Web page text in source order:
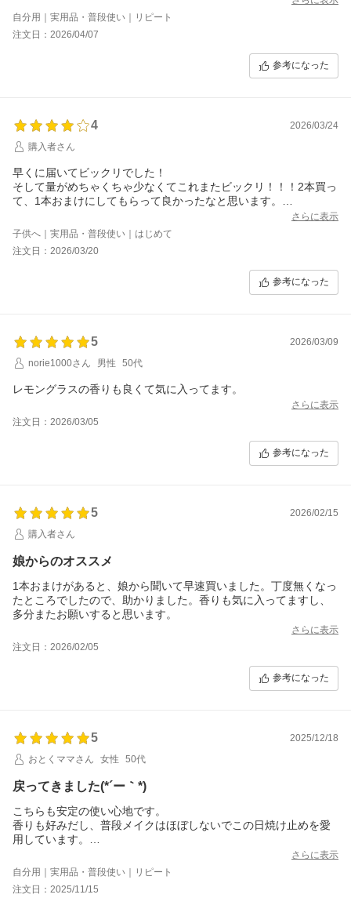
自分用｜実用品・普段使い｜リピート
注文日：2026/04/07
参考になった
4
2026/03/24
購入者さん
早くに届いてビックリでした！
そして量がめちゃくちゃ少なくてこれまたビックリ！！！2本買っ
て、1本おまけにしてもらって良かったなと思います。
息子がちょっと敏感肌気味なので、色々探してみて、こちらに辿
り着きました。
塗ってみた感覚はしっとりしていて、レモングラスの匂いも嫌な
感じもなく。
これで、息子の肌も荒れないと良いなーと思います。様子見なの
虫除けにもなるみたいなので、これからはもっと使うようになる
さらに表示
子供へ｜実用品・普段使い｜はじめて
注文日：2026/03/20
参考になった
5
2026/03/09
norie1000さん
男性 50代
レモングラスの香りも良くて気に入ってます。
さらに表示
注文日：2026/03/05
参考になった
5
2026/02/15
購入者さん
娘からのオススメ
1本おまけがあると、娘から聞いて早速買いました。丁度無くなっ
たところでしたので、助かりました。香りも気に入ってますし、
多分またお願いすると思います。
さらに表示
注文日：2026/02/05
参考になった
5
2025/12/18
おとくママさん
女性 50代
戻ってきました(*´ー｀*)
こちらも安定の使い心地です。
香りも好みだし、普段メイクはほぼしないでこの日焼け止めを愛
用しています。
一時期浮気をして日焼け止めだけではなく色補正してくれる物に
変えましたが何だか合わずにこちらに戻りました。
さらに表示
自分用｜実用品・普段使い｜リピート
注文日：2025/11/15